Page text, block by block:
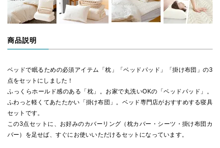
商品説明
ベッドで眠るための必須アイテム「枕」「ベッドパッド」「掛け布団」の3
点をセットにしました！
ふっくらホールド感のある「枕」。お家で丸洗いOKの「ベッドパッド」。
ふわっと軽くてあたたかい「掛け布団」。ベッド専門店がおすすめする寝具
セットです。
この3点セットに、お好みのカバーリング（枕カバー・シーツ・掛け布団カ
バー）を足せば、すぐにお使いいただけるセットになっています。